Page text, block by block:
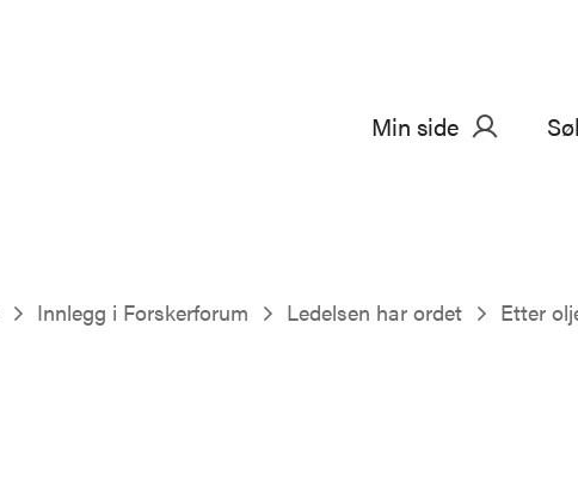
Min side
Innlegg i Forskerforum Ledelsen har ordet Etter